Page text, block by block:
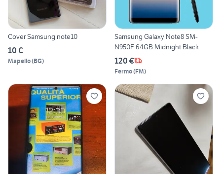
Cover Samsung note10
10 €
Mapello(BG)
Samsung Galaxy Note8 SM-
N950F 64GB Midnight Black
120 €
Fermo(FM)